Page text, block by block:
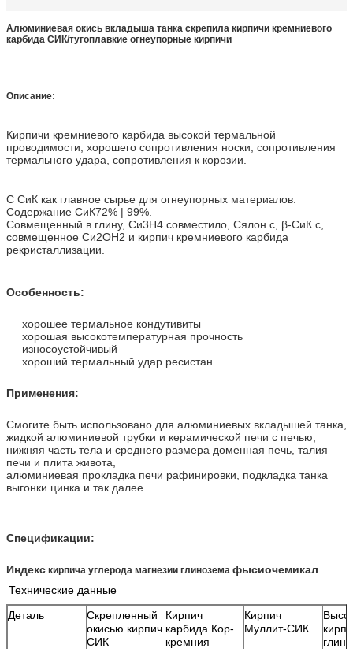
Алюминиевая окись вкладыша танка скрепила кирпичи кремниевого
карбида СИК/тугоплавкие огнеупорные кирпичи
Описание:
Кирпичи кремниевого карбида высокой термальной
проводимости, хорошего сопротивления носки, сопротивления
термального удара, сопротивления к корозии.
С СиК как главное сырье для огнеупорных материалов.
Содержание СиК72% | 99%.
Совмещенный в глину, Си3Н4 совместило, Сялон с, β-СиК с,
совмещенное Си2ОН2 и кирпич кремниевого карбида
рекристаллизации.
Особенность:
хорошее термальное кондутивиты
хорошая высокотемпературная прочность
износоустойчивый
хороший термальный удар ресистан
Применения:
Смогите быть использовано для алюминиевых вкладышей танка,
жидкой алюминиевой трубки и керамической печи с печью,
нижняя часть тела и среднего размера доменная печь, талия
печи и плита живота,
алюминиевая прокладка печи рафинировки, подкладка танка
выгонки цинка и так далее.
Спецификации:
Индекс кирпича углерода магнезии глинозема фысиочемикал
Технические данные
Деталь
Скрепленный
окисью кирпич
СИК
Кирпич
карбида Кор-
кремния
Кирпич
Муллит-СИК